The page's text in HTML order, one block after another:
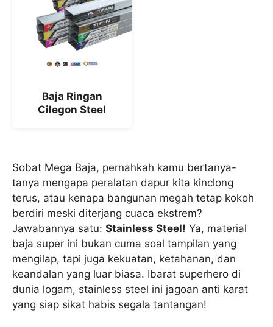
Baja Ringan
Cilegon Steel
Sobat Mega Baja, pernahkah kamu bertanya-
tanya mengapa peralatan dapur kita kinclong
terus, atau kenapa bangunan megah tetap kokoh
berdiri meski diterjang cuaca ekstrem?
Jawabannya satu: Stainless Steel! Ya, material
baja super ini bukan cuma soal tampilan yang
mengilap, tapi juga kekuatan, ketahanan, dan
keandalan yang luar biasa. Ibarat superhero di
dunia logam, stainless steel ini jagoan anti karat
yang siap sikat habis segala tantangan!